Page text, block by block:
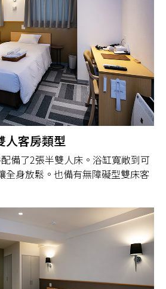
人客房類型
備了2張半雙人床。浴缸寬敞到可
全身放鬆。也備有無障礙型雙床客